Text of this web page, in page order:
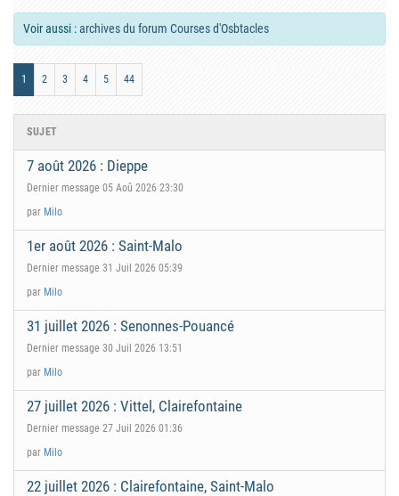
Voir aussi :archives du forum Courses d'Osbtacles
1 2 3 4 5 44
SUJET
7 août 2026 : Dieppe
Dernier message 05 Aoû 2026 23:30
par Milo
1er août 2026 : Saint-Malo
Dernier message 31 Juil 2026 05:39
par Milo
31 juillet 2026 : Senonnes-Pouancé
Dernier message 30 Juil 2026 13:51
par Milo
27 juillet 2026 : Vittel, Clairefontaine
Dernier message 27 Juil 2026 01:36
par Milo
22 juillet 2026 : Clairefontaine, Saint-Malo